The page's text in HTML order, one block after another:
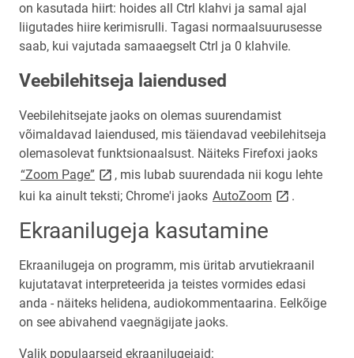
on kasutada hiirt: hoides all Ctrl klahvi ja samal ajal
liigutades hiire kerimisrulli. Tagasi normaalsuurusesse
saab, kui vajutada samaaegselt Ctrl ja 0 klahvile.
Veebilehitseja laiendused
Veebilehitsejate jaoks on olemas suurendamist
võimaldavad laiendused, mis täiendavad veebilehitseja
olemasolevat funktsionaalsust. Näiteks Firefoxi jaoks
“Zoom Page” link opens on new page
, mis lubab suurendada nii kogu lehte
kui ka ainult teksti; Chrome'i jaoks AutoZoom link opens on
.
Ekraanilugeja kasutamine
Ekraanilugeja on programm, mis üritab arvutiekraanil
kujutatavat interpreteerida ja teistes vormides edasi
anda - näiteks helidena, audiokommentaarina. Eelkõige
on see abivahend vaegnägijate jaoks.
Valik populaarseid ekraanilugejaid: